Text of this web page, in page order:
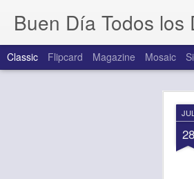
JUL
28
Buen Día Todos los
Classic Flipcard Magazine Mosaic